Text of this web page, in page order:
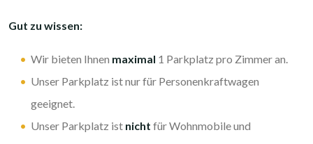
Gut zu wissen:
Wir bieten Ihnen maximal 1 Parkplatz pro Zimmer an.
Unser Parkplatz ist nur für Personenkraftwagen
geeignet.
Unser Parkplatz ist nicht für Wohnmobile und